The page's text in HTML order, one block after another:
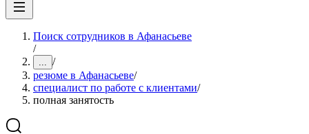
Поиск сотрудников в Афанасьеве
/
... /
резюме в Афанасьеве/
специалист по работе с клиентами/
полная занятость